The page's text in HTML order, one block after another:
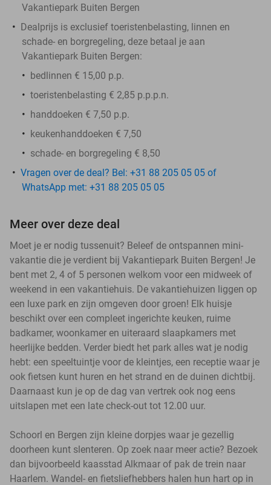
Vakantiepark Buiten Bergen
Dealprijs is exclusief toeristenbelasting, linnen en
schade- en borgregeling, deze betaal je aan
Vakantiepark Buiten Bergen:
bedlinnen € 15,00 p.p.
toeristenbelasting € 2,85 p.p.p.n.
handdoeken € 7,50 p.p.
keukenhanddoeken € 7,50
schade- en borgregeling € 8,50
Vragen over de deal? Bel: +31 88 205 05 05 of
WhatsApp met: +31 88 205 05 05
Meer over deze deal
Moet je er nodig tussenuit? Beleef de ontspannen mini-
vakantie die je verdient bij Vakantiepark Buiten Bergen! Je
bent met 2, 4 of 5 personen welkom voor een midweek of
weekend in een vakantiehuis. De vakantiehuizen liggen op
een luxe park en zijn omgeven door groen! Elk huisje
beschikt over een compleet ingerichte keuken, ruime
badkamer, woonkamer en uiteraard slaapkamers met
heerlijke bedden. Verder biedt het park alles wat je nodig
hebt: een speeltuintje voor de kleintjes, een receptie waar je
ook fietsen kunt huren en het strand en de duinen dichtbij.
Daarnaast kun je op de dag van vertrek ook nog eens
uitslapen met een late check-out tot 12.00 uur.
Schoorl en Bergen zijn kleine dorpjes waar je gezellig
doorheen kunt slenteren. Op zoek naar meer actie? Bezoek
dan bijvoorbeeld kaasstad Alkmaar of pak de trein naar
Haarlem. Wandel- en fietsliefhebbers halen hun hart op in